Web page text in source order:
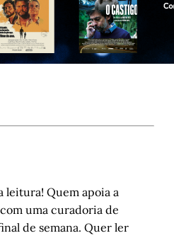
leitura! Quem apoia a
uma curadoria de
de semana. Quer ler